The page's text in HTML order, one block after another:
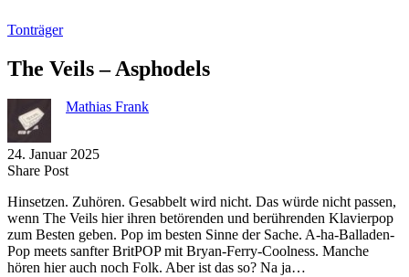
Tonträger
The Veils – Asphodels
Mathias Frank
24. Januar 2025
Share PostShare
Facebook
Copy
to
clipboard
Send
via
eMail
Hinsetzen. Zuhören. Gesabbelt wird nicht. Das würde nicht passen,
wenn The Veils hier ihren betörenden und berührenden Klavierpop
zum Besten geben. Pop im besten Sinne der Sache. A-ha-Balladen-
Pop meets sanfter BritPOP mit Bryan-Ferry-Coolness. Manche
hören hier auch noch Folk. Aber ist das so? Na ja…